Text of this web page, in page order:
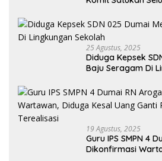
25 Agustus, 2025
Diduga Kepsek
Baju Seragam Di
19 Agustus, 2025
Guru IPS SMPN 4
Dikonfirmasi